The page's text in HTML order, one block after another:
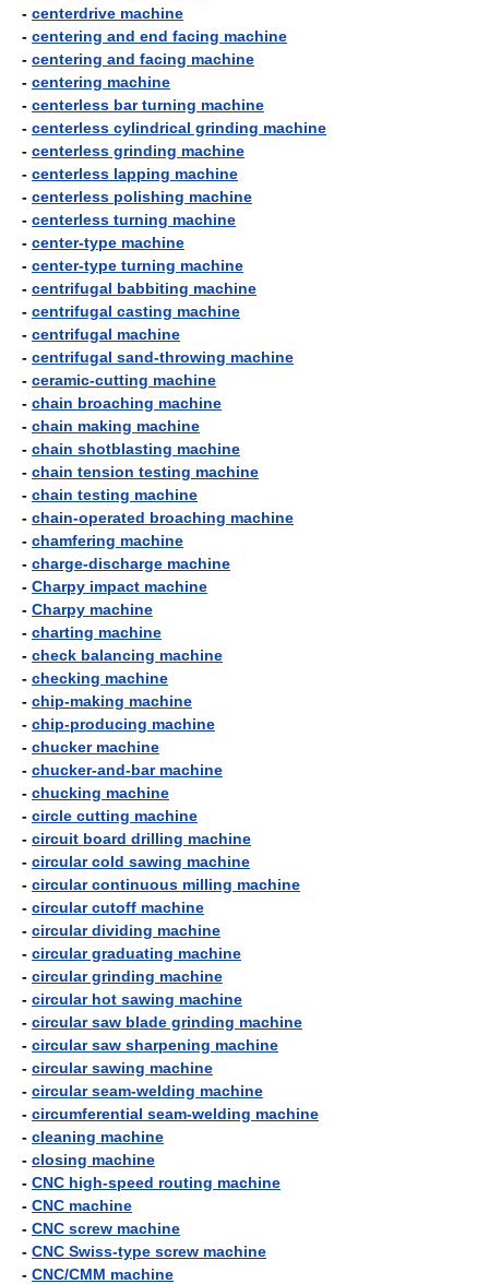
- centerdrive machine
- centering and end facing machine
- centering and facing machine
- centering machine
- centerless bar turning machine
- centerless cylindrical grinding machine
- centerless grinding machine
- centerless lapping machine
- centerless polishing machine
- centerless turning machine
- center-type machine
- center-type turning machine
- centrifugal babbiting machine
- centrifugal casting machine
- centrifugal machine
- centrifugal sand-throwing machine
- ceramic-cutting machine
- chain broaching machine
- chain making machine
- chain shotblasting machine
- chain tension testing machine
- chain testing machine
- chain-operated broaching machine
- chamfering machine
- charge-discharge machine
- Charpy impact machine
- Charpy machine
- charting machine
- check balancing machine
- checking machine
- chip-making machine
- chip-producing machine
- chucker machine
- chucker-and-bar machine
- chucking machine
- circle cutting machine
- circuit board drilling machine
- circular cold sawing machine
- circular continuous milling machine
- circular cutoff machine
- circular dividing machine
- circular graduating machine
- circular grinding machine
- circular hot sawing machine
- circular saw blade grinding machine
- circular saw sharpening machine
- circular sawing machine
- circular seam-welding machine
- circumferential seam-welding machine
- cleaning machine
- closing machine
- CNC high-speed routing machine
- CNC machine
- CNC screw machine
- CNC Swiss-type screw machine
- CNC/CMM machine